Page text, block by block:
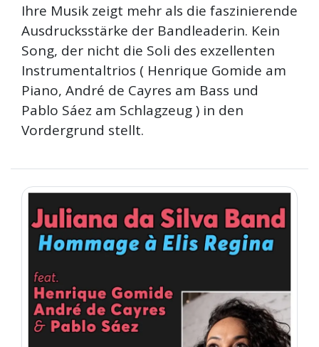
Ihre Musik zeigt mehr als die faszinierende
Ausdrucksstärke der Bandleaderin. Kein
Song, der nicht die Soli des exzellenten
Instrumentaltrios ( Henrique Gomide am
Piano, André de Cayres am Bass und
Pablo Sáez am Schlagzeug ) in den
Vordergrund stellt.